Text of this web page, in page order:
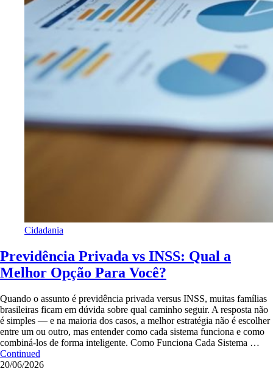
Cidadania
Previdência Privada vs INSS: Qual a
Melhor Opção Para Você?
Quando o assunto é previdência privada versus INSS, muitas famílias
brasileiras ficam em dúvida sobre qual caminho seguir. A resposta não
é simples — e na maioria dos casos, a melhor estratégia não é escolher
entre um ou outro, mas entender como cada sistema funciona e como
combiná-los de forma inteligente. Como Funciona Cada Sistema …
Continued
20/06/2026